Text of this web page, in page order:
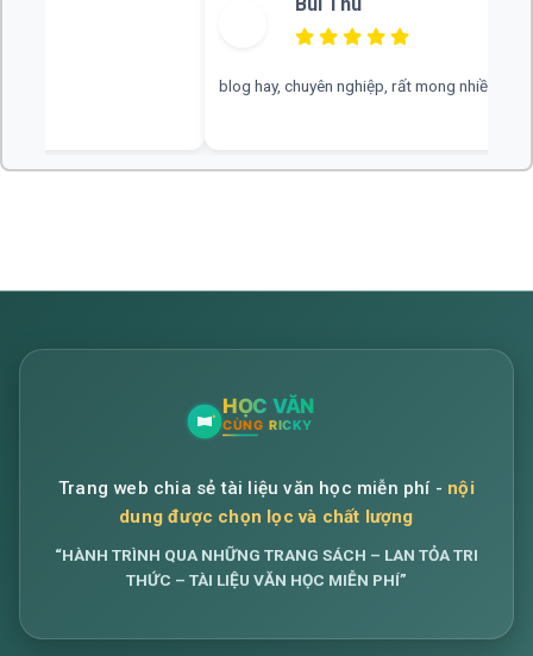
blog hay, chuyên nghiệp, rất mong nhiều đáp án hơn web hay,
Trang web chia sẻ tài liệu văn học miễn phí - nội
dung được chọn lọc và chất lượng
“HÀNH TRÌNH QUA NHỮNG TRANG SÁCH – LAN TỎA TRI
THỨC – TÀI LIỆU VĂN HỌC MIỄN PHÍ”